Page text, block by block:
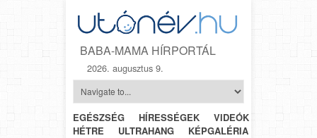
BABA-MAMA HÍRPORTÁL
2026. augusztus 9.
EGÉSZSÉG HÍRESSÉGEK VIDEÓK
HÉTRŐL-
HÉTRE
ULTRAHANG KÉPGALÉRIA